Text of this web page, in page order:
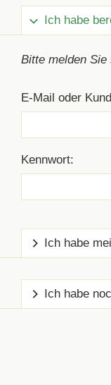
Ich habe
Bitte melden
E-Mail oder
Kennwort:
Ich habe
Ich habe